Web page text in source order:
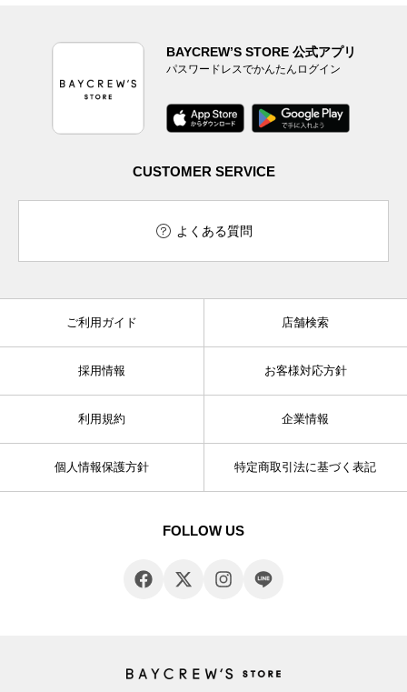
BAYCREW’S STORE 公式アプリ
パスワードレスでかんたんログイン
CUSTOMER SERVICE
よくある質問
ご利用ガイド 店舗検索
採用情報 お客様対応方針
利用規約 企業情報
個人情報保護方針 特定商取引法に基づく表記
FOLLOW US